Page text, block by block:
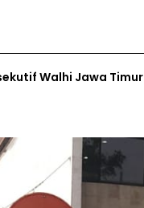
Walhi Jawa Timur